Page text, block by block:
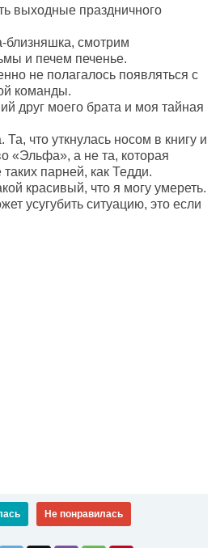
выходные праздничного
близняшка, смотрим
и печем печенье.
не полагалось появляться с
команды.
друг моего брата и моя тайная
Та, что уткнулась носом в книгу и
«Эльфа», а не та, которая
парней, как Тедди.
красивый, что я могу умереть.
усугубить ситуацию, это если
Не понравилась